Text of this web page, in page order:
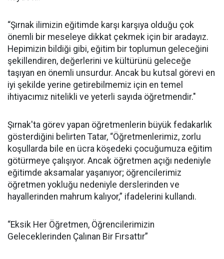
“Şırnak ilimizin eğitimde karşı karşıya olduğu çok
önemli bir meseleye dikkat çekmek için bir aradayız.
Hepimizin bildiği gibi, eğitim bir toplumun geleceğini
şekillendiren, değerlerini ve kültürünü geleceğe
taşıyan en önemli unsurdur. Ancak bu kutsal görevi en
iyi şekilde yerine getirebilmemiz için en temel
ihtiyacımız nitelikli ve yeterli sayıda öğretmendir."
Şırnak'ta görev yapan öğretmenlerin büyük fedakarlık
gösterdiğini belirten Tatar, “Öğretmenlerimiz, zorlu
koşullarda bile en ücra köşedeki çocuğumuza eğitim
götürmeye çalışıyor. Ancak öğretmen açığı nedeniyle
eğitimde aksamalar yaşanıyor; öğrencilerimiz
öğretmen yokluğu nedeniyle derslerinden ve
hayallerinden mahrum kalıyor,” ifadelerini kullandı.
“Eksik Her Öğretmen, Öğrencilerimizin
Geleceklerinden Çalınan Bir Fırsattır”